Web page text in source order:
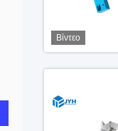
Βίντεο